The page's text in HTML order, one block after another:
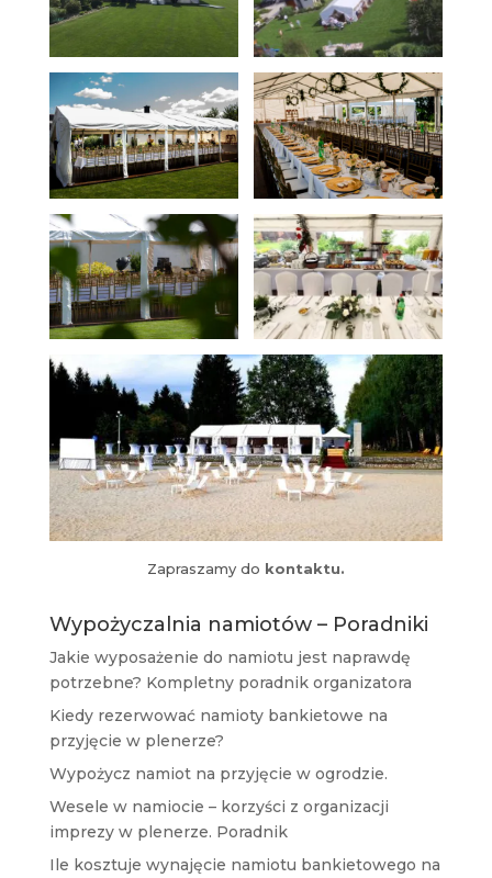
Zapraszamy do kontaktu.
Wypożyczalnia namiotów – Poradniki
Jakie wyposażenie do namiotu jest naprawdę
potrzebne? Kompletny poradnik organizatora
Kiedy rezerwować namioty bankietowe na
przyjęcie w plenerze?
Wypożycz namiot na przyjęcie w ogrodzie.
Wesele w namiocie – korzyści z organizacji
imprezy w plenerze. Poradnik
Ile kosztuje wynajęcie namiotu bankietowego na